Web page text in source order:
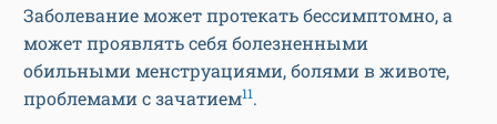
Заболевание может протекать бессимптомно, а
может проявлять себя болезненными
обильными менструациями, болями в животе,
проблемами с зачатием11.